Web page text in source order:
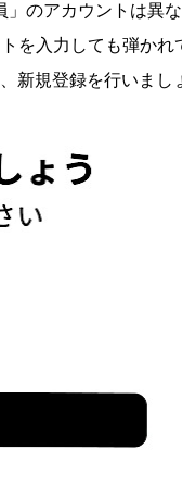
のアカウントは異
を入力しても弾かれ
新規登録を行いまし